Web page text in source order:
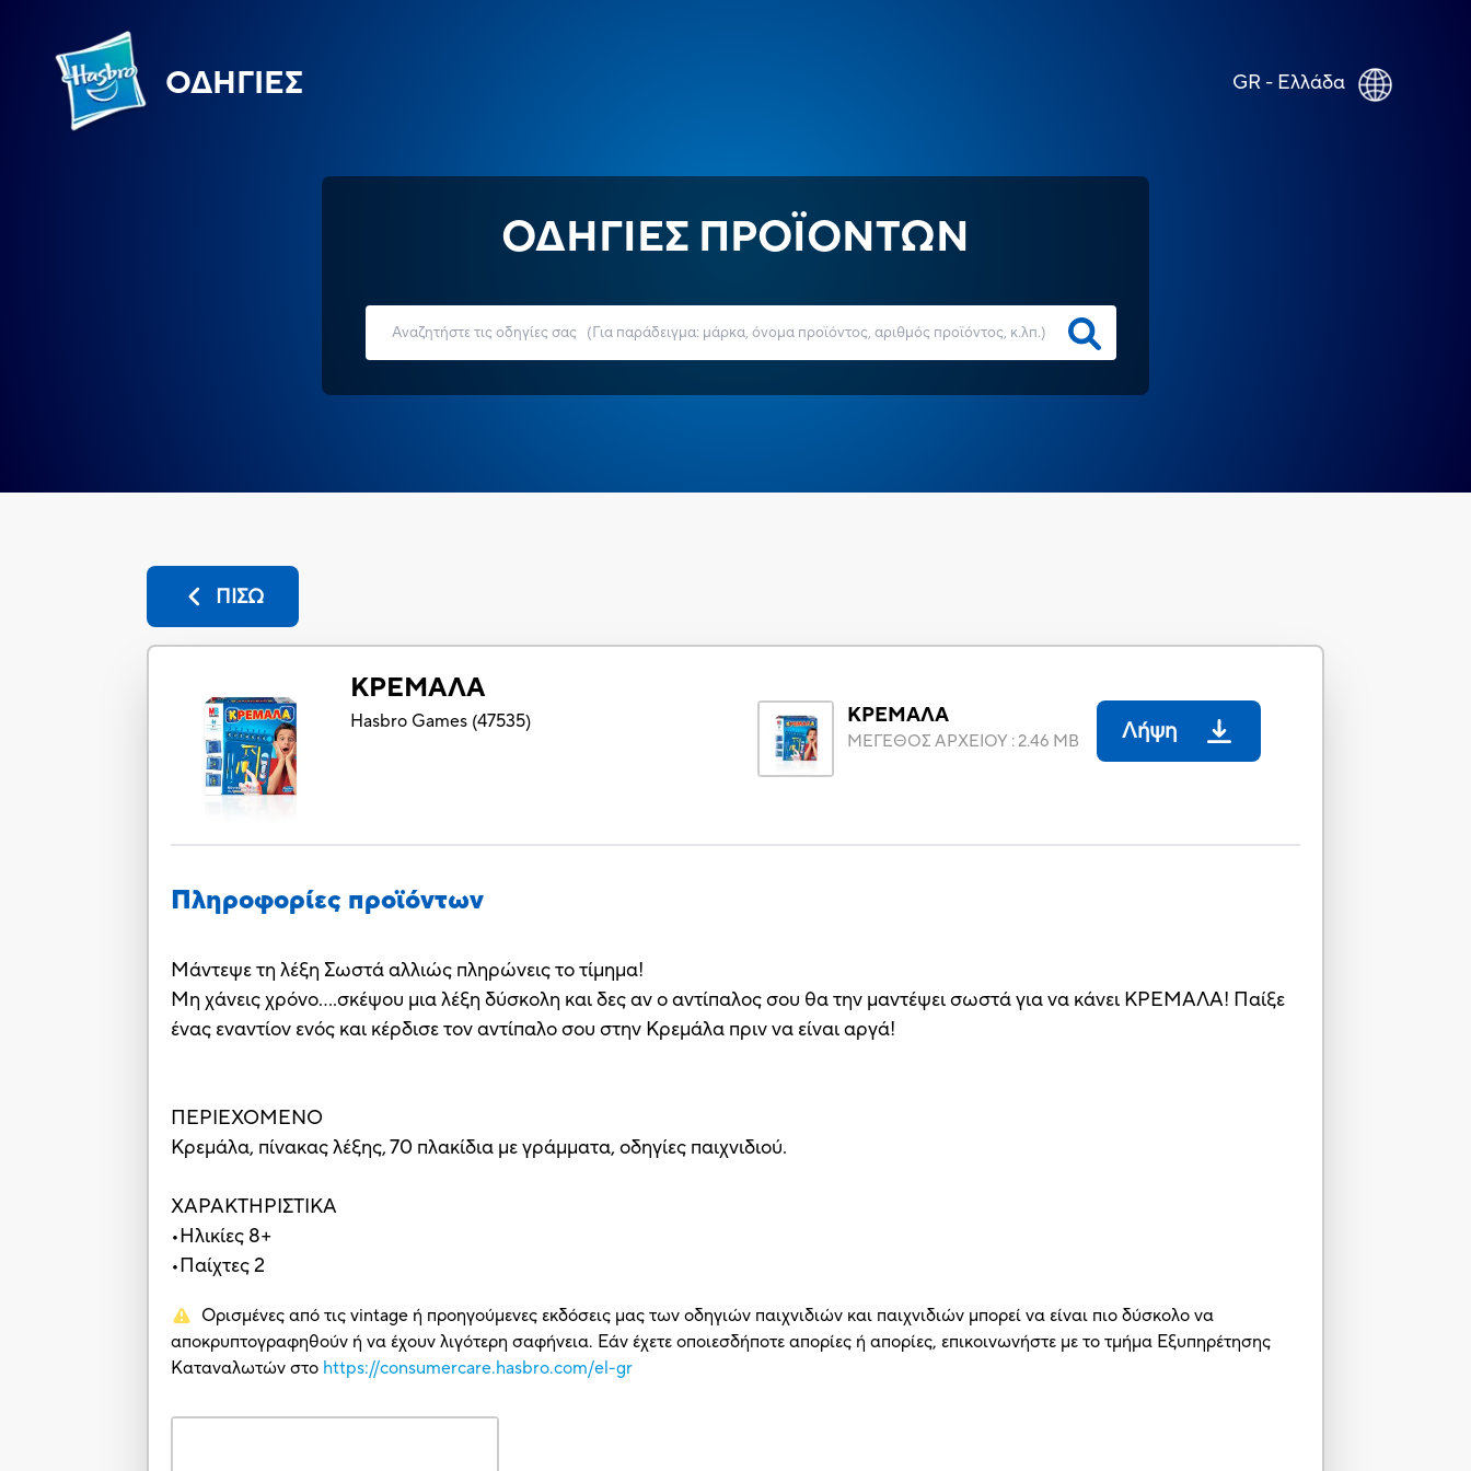
ΟΔΗΓΊΕΣ GR - Ελλάδα
ΟΔΗΓΙΕΣ ΠΡΟΪΟΝΤΩΝ
ΠΙΣΩ
ΚΡΕΜΑΛΑ
Hasbro Games (47535) ΚΡΕΜΑΛΑ
ΜΕΓΕΘΟΣ ΑΡΧΕΙΟΥ :2.46 MB Λήψη
Πληροφορίες προϊόντων
Μάντεψε τη λέξη Σωστά αλλιώς πληρώνεις το τίμημα!
Μη χάνεις χρόνο….σκέψου μια λέξη δύσκολη και δες αν ο αντίπαλος σου θα την μαντέψει σωστά για να κάνει ΚΡΕΜΑΛΑ! Παίξε
ένας εναντίον ενός και κέρδισε τον αντίπαλο σου στην Κρεμάλα πριν να είναι αργά!
ΠΕΡΙΕΧΟΜΕΝΟ
Κρεμάλα, πίνακας λέξης, 70 πλακίδια με γράμματα, οδηγίες παιχνιδιού.
ΧΑΡΑΚΤΗΡΙΣΤΙΚΑ
•Ηλικίες 8+
•Παίχτες 2
Ορισμένες από τις vintage ή προηγούμενες εκδόσεις μας των οδηγιών παιχνιδιών και παιχνιδιών μπορεί να είναι πιο δύσκολο να
αποκρυπτογραφηθούν ή να έχουν λιγότερη σαφήνεια. Εάν έχετε οποιεσδήποτε απορίες ή απορίες, επικοινωνήστε με το τμήμα Εξυπηρέτησης
Καταναλωτών στο https://consumercare.hasbro.com/el-gr